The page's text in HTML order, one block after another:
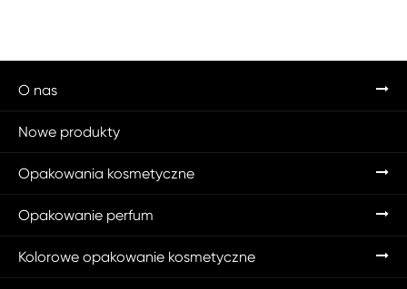
O nas
Nowe produkty
Opakowania kosmetyczne
Opakowanie perfum
Kolorowe opakowanie kosmetyczne